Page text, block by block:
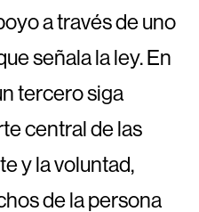
a través de uno
señala la ley. En
tercero siga
central de las
y la voluntad,
de la persona